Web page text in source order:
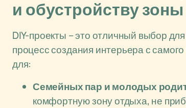
и обустройству
DIY-проекты – это отличный выбор
процесс создания интерьера с
для:
Семейных пар и молодых
комфортную зону отдыха, не